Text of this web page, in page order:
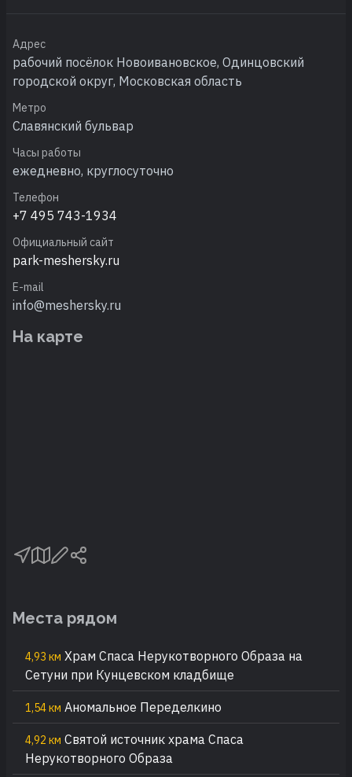
Адрес
рабочий посёлок Новоивановское, Одинцовский
городской округ, Московская область
Метро
Славянский бульвар
Часы работы
ежедневно, круглосуточно
Телефон
+7 495 743-1934
Официальный сайт
park-meshersky.ru
E-mail
info@meshersky.ru
На карте
Места рядом
4,93 км Храм Спаса Нерукотворного Образа на
Сетуни при Кунцевском кладбище
1,54 км Аномальное Переделкино
4,92 км Святой источник храма Спаса
Нерукотворного Образа